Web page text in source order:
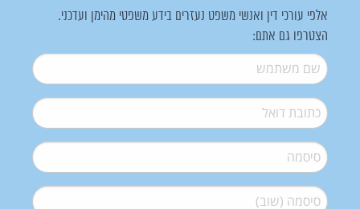
אלפי עורכי דין ואנשי משפט נעזרים בידע משפטי מהימן ועדכני.
הצטרפו גם אתם:
שם משתמש*
דואל*
סיסמה*
סיסמה (שוב)*